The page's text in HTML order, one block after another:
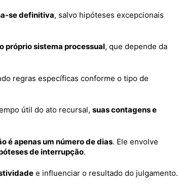
se definitiva, salvo hipóteses excepcionais
próprio sistema processual, que depende da
regras específicas conforme o tipo de
útil do ato recursal, suas contagens e
é apenas um número de dias. Ele envolve
de interrupção.
e influenciar o resultado do julgamento.